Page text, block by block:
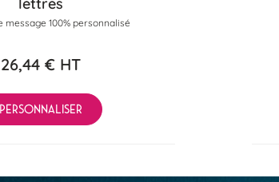
message 100% personnalisé
26,44 € HT
PERSONNALISER